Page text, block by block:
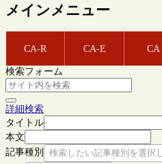
メインメニュー
CA-R CA-E CA
検索フォーム
詳細検索
タイトル
本文
記事種別
検索したい記事種別を選択